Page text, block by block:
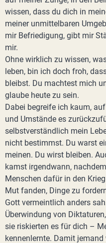
wissen, dass du dich in
meiner unmittelbaren
mir Befriedigung, gibt mir
mir.
Ohne wirklich zu wissen,
leben, bin ich doch froh,
bleibst. Du machtest mich
glaube heute zu sein.
Dabei begreife ich kaum,
und Umstände es
selbstverständlich mein
nicht bestimmst. Du warst
meinen. Du wirst bleiben.
kamst irgendwann,
Menschen dafür in den
Mut fanden, Dinge zu
Gott vermeintlich anders
Überwindung von
sie riskierten es für dich –
kennenlernte. Damit